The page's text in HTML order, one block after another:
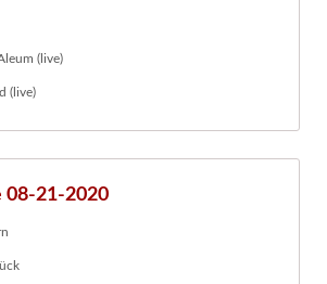
(live)
(live)
08-21-2020